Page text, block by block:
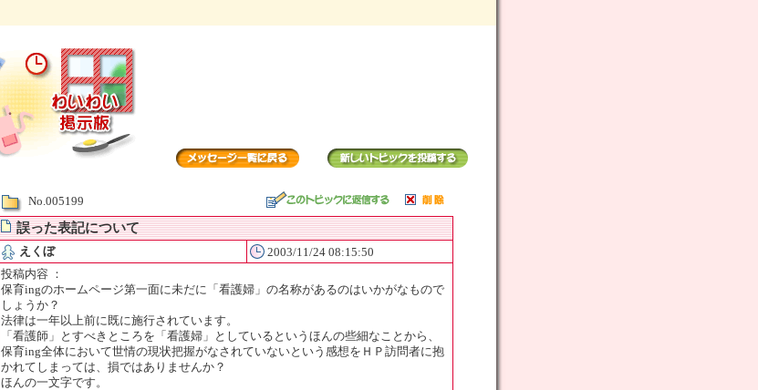
No.005199
誤った表記について
えくぼ
2003/11/24 08:15:50
投稿内容 ：
保育ingのホームページ第一面に未だに「看護婦」の名称があるのはいかがなもので
しょうか？
法律は一年以上前に既に施行されています。
「看護師」とすべきところを「看護婦」としているというほんの些細なことから、
保育ing全体において世情の現状把握がなされていないという感想をＨＰ訪問者に抱
かれてしまっては、損ではありませんか？
ほんの一文字です。